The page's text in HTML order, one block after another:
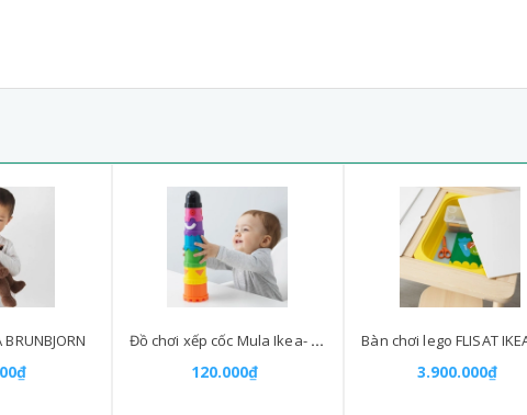
Đồ chơi xếp cốc Mula Ikea- đồ chơi màu sắc cho bé
120.000₫ 3.900.000₫